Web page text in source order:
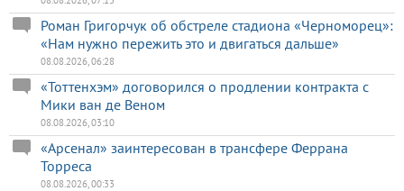
Роман Григорчук об обстреле стадиона «Черноморец»:
«Нам нужно пережить это и двигаться дальше»
08.08.2026, 06:28
«Тоттенхэм» договорился о продлении контракта с
Мики ван де Веном
08.08.2026, 03:10
«Арсенал» заинтересован в трансфере Феррана
Торреса
08.08.2026, 00:33